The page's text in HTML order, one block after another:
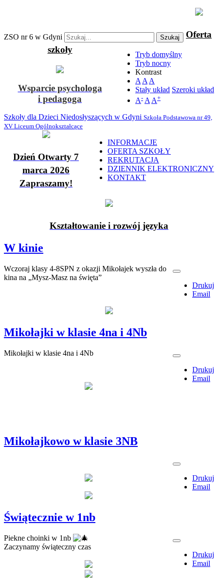
ZSO nr 6 w Gdyni Szukaj
Tryb domyślny
Tryb nocny
Kontrast
A A A
Stały układ Szeroki układ
A- A A+
Szkoły dla Dzieci Niedosłyszących w Gdyni Szkoła Podstawowa nr 49,
XV Liceum Ogólnokształcące
INFORMACJE
OFERTA SZKOŁY
REKRUTACJA
DZIENNIK ELEKTRONICZNY
KONTAKT
Oferta
szkoły
Wsparcie psychologa
i pedagoga
Dzień Otwarty 7
marca 2026
Zapraszamy!
Kształtowanie i rozwój języka
W kinie
Drukuj
Email
Wczoraj klasy 4-8SPN z okazji Mikołajek wyszła do
kina na „Mysz-Masz na święta”
Mikołajki w klasie 4na i 4Nb
Drukuj
Email
Mikołajki w klasie 4na i 4Nb
Mikołajkowo w klasie 3NB
Drukuj
Email
Świątecznie w 1nb
Drukuj
Email
Piekne choinki w 1nb
Zaczynamy świąteczny czas